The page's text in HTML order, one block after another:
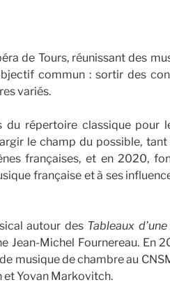
de Tours, réunissant des
commun : sortir des
variés.
du répertoire classique pour
le champ du possible,
françaises, et en 2020,
française et à ses
autour des Tableaux
Jean-Michel Fournereau. En
musique de chambre au
et Yovan Markovitch.